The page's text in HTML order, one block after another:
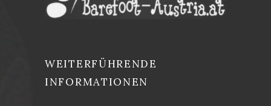
WEITERFÜHRENDE
INFORMATIONEN